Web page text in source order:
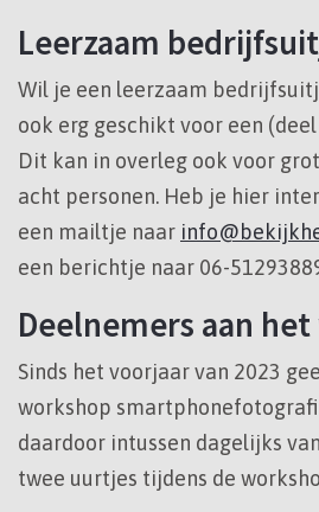
Leerzaam
Wil je een leerzaam
ook erg geschikt voor een
Dit kan in overleg ook voor
acht personen. Heb je hier
een mailtje naar
een berichtje naar 06-
Deelnemers aan
Sinds het voorjaar van 2023
workshop
daardoor intussen dagelijks
twee uurtjes tijdens de